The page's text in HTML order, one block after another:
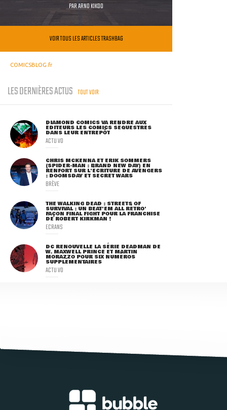
PARARNO KIKOO
VOIR TOUS LES ARTICLES TRASHBAG
COMICSBLOG.fr
LES DERNIÈRES ACTUS TOUT VOIR
DIAMOND COMICS VA RENDRE AUX
ÉDITEURS LES COMICS SÉQUESTRÉS
DANS LEUR ENTREPÔT
ACTU VO
CHRIS MCKENNA ET ERIK SOMMERS
(SPIDER-MAN : BRAND NEW DAY) EN
RENFORT SUR L'ÉCRITURE DE AVENGERS
: DOOMSDAY ET SECRET WARS
BRÈVE
THE WALKING DEAD : STREETS OF
SURVIVAL : UN BEAT'EM ALL RÉTRO'
FAÇON FINAL FIGHT POUR LA FRANCHISE
DE ROBERT KIRKMAN !
ECRANS
DC RENOUVELLE LA SÉRIE DEADMAN DE
W. MAXWELL PRINCE ET MARTIN
MORAZZO POUR SIX NUMÉROS
SUPPLÉMENTAIRES
ACTU VO